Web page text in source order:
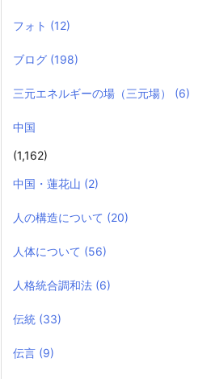
フォト (12)
ブログ (198)
三元エネルギーの場（三元場） (6)
中国
(1,162)
中国・蓮花山 (2)
人の構造について (20)
人体について (56)
人格統合調和法 (6)
伝統 (33)
伝言 (9)